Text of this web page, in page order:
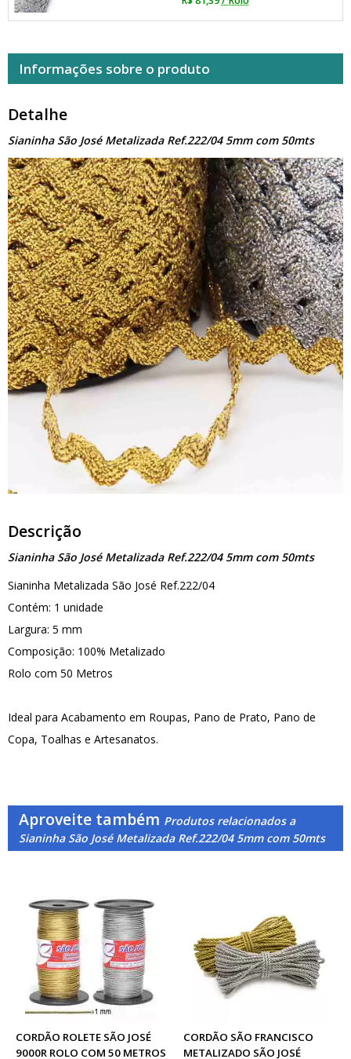
Informações sobre o produto
Detalhe
Sianinha São José Metalizada Ref.222/04 5mm com 50mts
Descrição
Sianinha São José Metalizada Ref.222/04 5mm com 50mts
Sianinha Metalizada São José Ref.222/04
Contém: 1 unidade
Largura: 5 mm
Composição: 100% Metalizado
Rolo com 50 Metros
Ideal para Acabamento em Roupas, Pano de Prato, Pano de
Copa, Toalhas e Artesanatos.
Aproveite também Produtos relacionados a
Sianinha São José Metalizada Ref.222/04 5mm com 50mts
CORDÃO ROLETE SÃO JOSÉ
9000R ROLO COM 50 METROS
CORDÃO SÃO FRANCISCO
METALIZADO SÃO JOSÉ